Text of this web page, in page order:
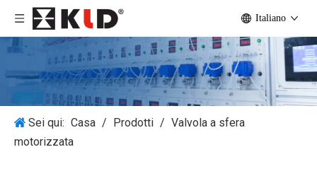
Italiano
Sei qui: Casa / Prodotti / Valvola a sfera
motorizzata